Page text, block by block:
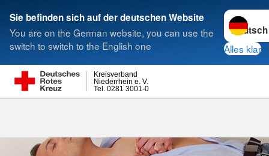
Sie befinden sich auf der deutschen Website
You are on the German website, you can use the
switch to switch to the English one
Sprache
Alles klar
Tel. 0281 3001-0
Niederrhein e. V.
Kreisverband
Suche